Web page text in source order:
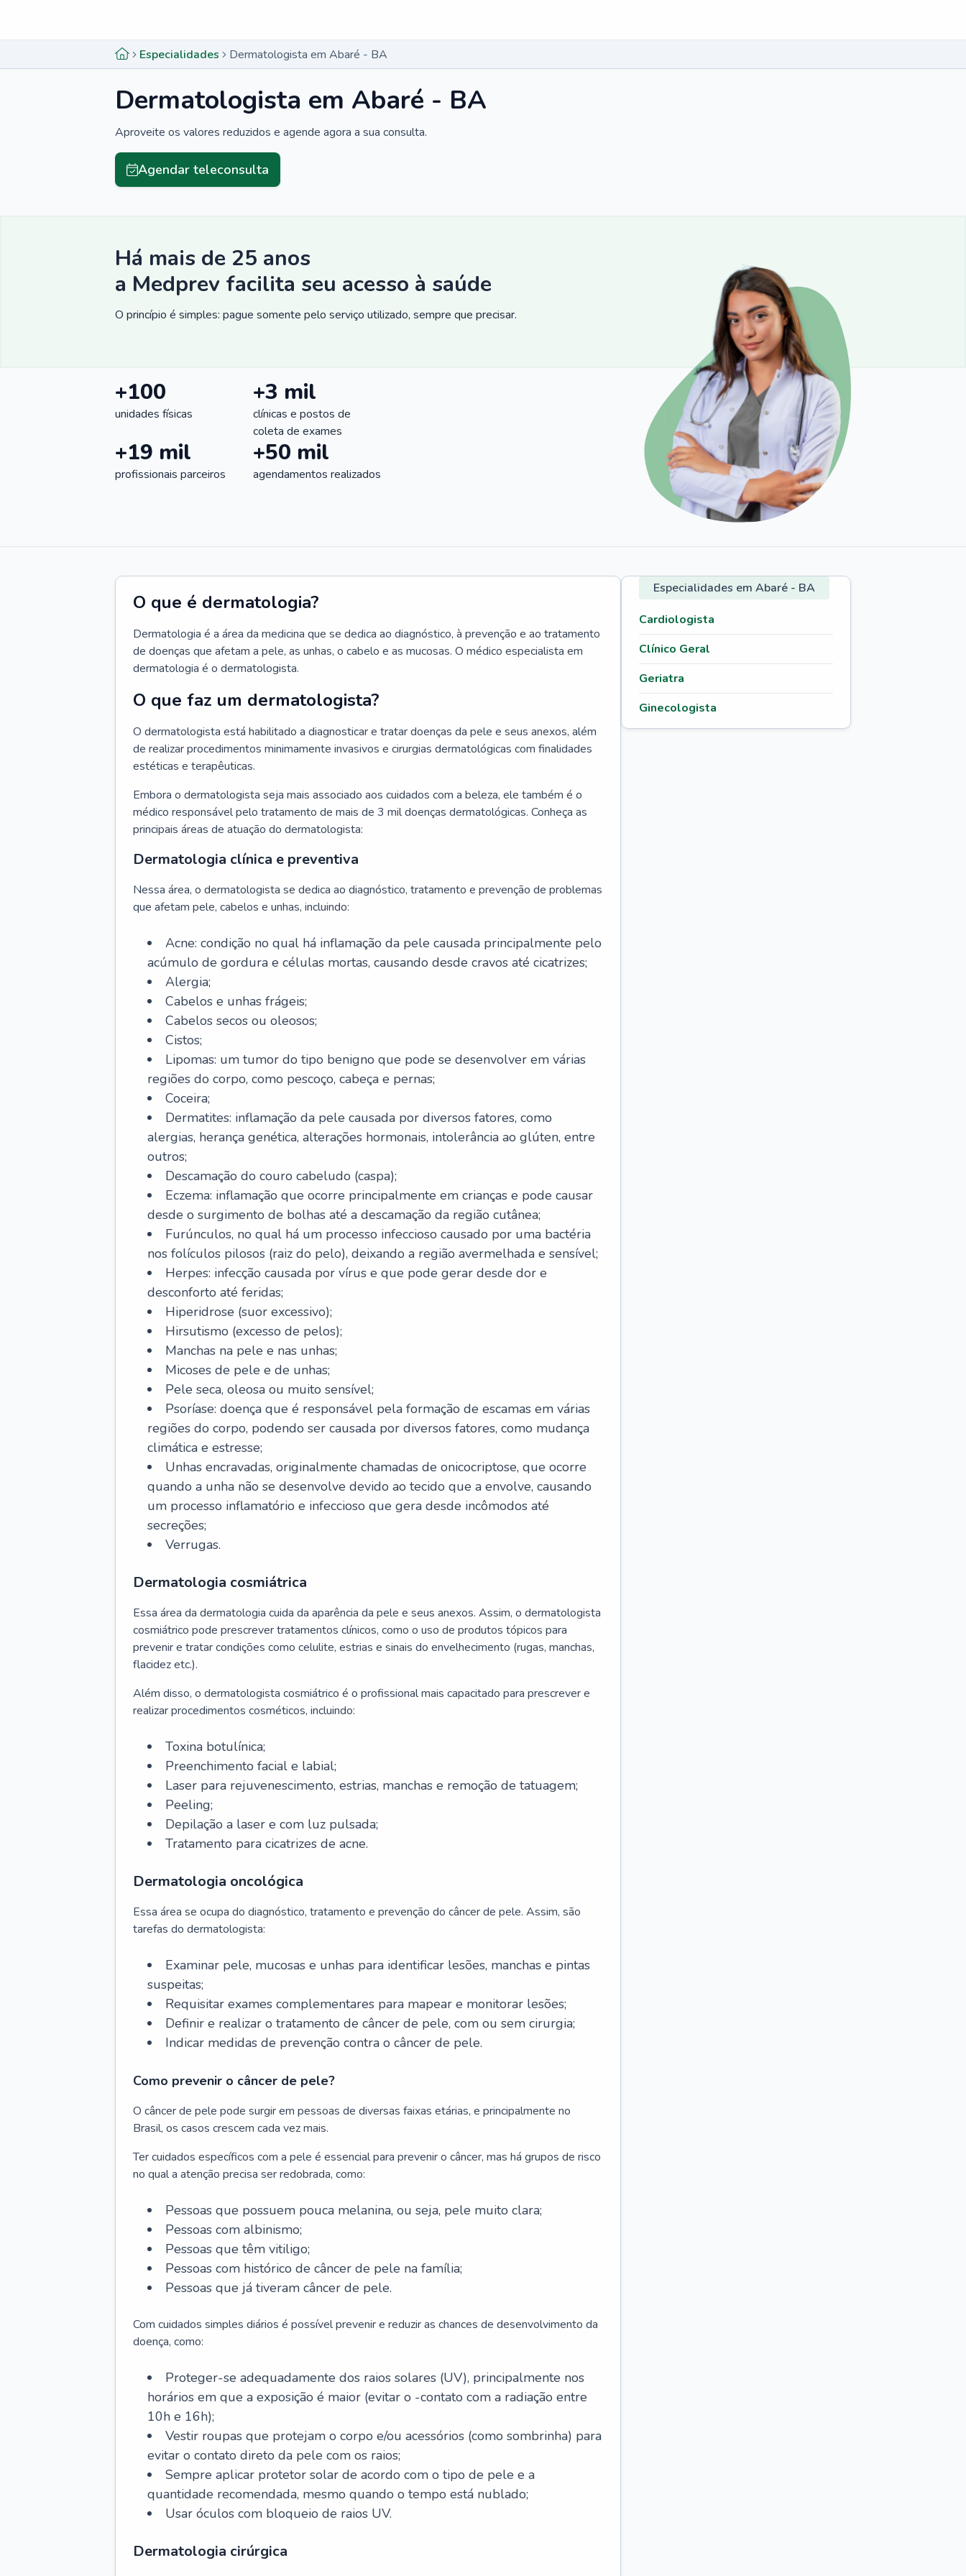
Especialidades Dermatologista em Abaré - BA
Dermatologista em Abaré - BA
Aproveite os valores reduzidos e agende agora a sua consulta.
Agendar teleconsulta
Há mais de 25 anos
a Medprev facilita seu acesso à saúde
O princípio é simples: pague somente pelo serviço utilizado, sempre que precisar.
+100
unidades físicas
+3 mil
clínicas e postos de
coleta de exames
+19 mil
profissionais parceiros
+50 mil
agendamentos realizados
O que é dermatologia?
Dermatologia é a área da medicina que se dedica ao diagnóstico, à prevenção e ao tratamento
de doenças que afetam a pele, as unhas, o cabelo e as mucosas. O médico especialista em
dermatologia é o dermatologista.
O que faz um dermatologista?
O dermatologista está habilitado a diagnosticar e tratar doenças da pele e seus anexos, além
de realizar procedimentos minimamente invasivos e cirurgias dermatológicas com finalidades
estéticas e terapêuticas.
Embora o dermatologista seja mais associado aos cuidados com a beleza, ele também é o
médico responsável pelo tratamento de mais de 3 mil doenças dermatológicas. Conheça as
principais áreas de atuação do dermatologista:
Dermatologia clínica e preventiva
Nessa área, o dermatologista se dedica ao diagnóstico, tratamento e prevenção de problemas
que afetam pele, cabelos e unhas, incluindo:
Acne: condição no qual há inflamação da pele causada principalmente pelo
acúmulo de gordura e células mortas, causando desde cravos até cicatrizes;
Alergia;
Cabelos e unhas frágeis;
Cabelos secos ou oleosos;
Cistos;
Lipomas: um tumor do tipo benigno que pode se desenvolver em várias
regiões do corpo, como pescoço, cabeça e pernas;
Coceira;
Dermatites: inflamação da pele causada por diversos fatores, como
alergias, herança genética, alterações hormonais, intolerância ao glúten, entre
outros;
Descamação do couro cabeludo (caspa);
Eczema: inflamação que ocorre principalmente em crianças e pode causar
desde o surgimento de bolhas até a descamação da região cutânea;
Furúnculos, no qual há um processo infeccioso causado por uma bactéria
nos folículos pilosos (raiz do pelo), deixando a região avermelhada e sensível;
Herpes: infecção causada por vírus e que pode gerar desde dor e
desconforto até feridas;
Hiperidrose (suor excessivo);
Hirsutismo (excesso de pelos);
Manchas na pele e nas unhas;
Micoses de pele e de unhas;
Pele seca, oleosa ou muito sensível;
Psoríase: doença que é responsável pela formação de escamas em várias
regiões do corpo, podendo ser causada por diversos fatores, como mudança
climática e estresse;
Unhas encravadas, originalmente chamadas de onicocriptose, que ocorre
quando a unha não se desenvolve devido ao tecido que a envolve, causando
um processo inflamatório e infeccioso que gera desde incômodos até
secreções;
Verrugas.
Dermatologia cosmiátrica
Essa área da dermatologia cuida da aparência da pele e seus anexos. Assim, o dermatologista
cosmiátrico pode prescrever tratamentos clínicos, como o uso de produtos tópicos para
prevenir e tratar condições como celulite, estrias e sinais do envelhecimento (rugas, manchas,
flacidez etc.).
Além disso, o dermatologista cosmiátrico é o profissional mais capacitado para prescrever e
realizar procedimentos cosméticos, incluindo:
Toxina botulínica;
Preenchimento facial e labial;
Laser para rejuvenescimento, estrias, manchas e remoção de tatuagem;
Peeling;
Depilação a laser e com luz pulsada;
Tratamento para cicatrizes de acne.
Dermatologia oncológica
Essa área se ocupa do diagnóstico, tratamento e prevenção do câncer de pele. Assim, são
tarefas do dermatologista:
Examinar pele, mucosas e unhas para identificar lesões, manchas e pintas
suspeitas;
Requisitar exames complementares para mapear e monitorar lesões;
Definir e realizar o tratamento de câncer de pele, com ou sem cirurgia;
Indicar medidas de prevenção contra o câncer de pele.
Como prevenir o câncer de pele?
O câncer de pele pode surgir em pessoas de diversas faixas etárias, e principalmente no
Brasil, os casos crescem cada vez mais.
Ter cuidados específicos com a pele é essencial para prevenir o câncer, mas há grupos de risco
no qual a atenção precisa ser redobrada, como:
Pessoas que possuem pouca melanina, ou seja, pele muito clara;
Pessoas com albinismo;
Pessoas que têm vitiligo;
Pessoas com histórico de câncer de pele na família;
Pessoas que já tiveram câncer de pele.
Com cuidados simples diários é possível prevenir e reduzir as chances de desenvolvimento da
doença, como:
Proteger-se adequadamente dos raios solares (UV), principalmente nos
horários em que a exposição é maior (evitar o -contato com a radiação entre
10h e 16h);
Vestir roupas que protejam o corpo e/ou acessórios (como sombrinha) para
evitar o contato direto da pele com os raios;
Sempre aplicar protetor solar de acordo com o tipo de pele e a
quantidade recomendada, mesmo quando o tempo está nublado;
Usar óculos com bloqueio de raios UV.
Dermatologia cirúrgica
Especialidades em Abaré - BA
Cardiologista
Clínico Geral
Geriatra
Ginecologista